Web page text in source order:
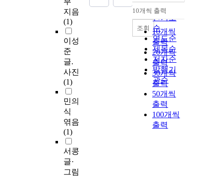
지음
(1)
이성
준
글.
사진
(1)
민의
식
엮음
(1)
서콩
글·
그림
순
인기도
순
연도순
제목순
저자순
발행기
관순
내림차순
10개씩 출력
10개씩
출력
20개씩
출력
30개씩
출력
50개씩
출력
100개씩
출력
조회